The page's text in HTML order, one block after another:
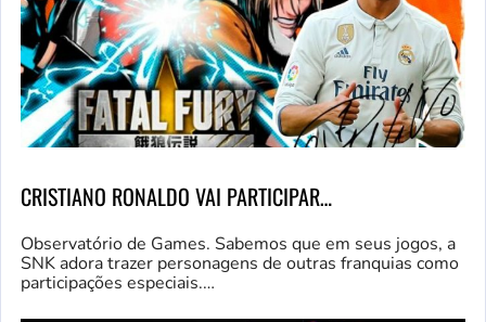
CRISTIANO RONALDO VAI PARTICIPAR…
Observatório de Games. Sabemos que em seus jogos, a
SNK adora trazer personagens de outras franquias como
participações especiais.…